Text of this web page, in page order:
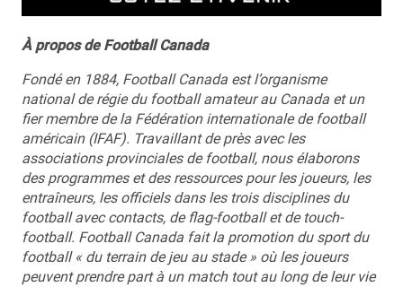
À propos de Football Canada
Fondé en 1884, Football Canada est l’organisme
national de régie du football amateur au Canada et un
fier membre de la Fédération internationale de football
américain (IFAF). Travaillant de près avec les
associations provinciales de football, nous élaborons
des programmes et des ressources pour les joueurs, les
entraîneurs, les officiels dans les trois disciplines du
football avec contacts, de flag-football et de touch-
football. Football Canada fait la promotion du sport du
football « du terrain de jeu au stade » où les joueurs
peuvent prendre part à un match tout au long de leur vie